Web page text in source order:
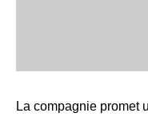
La compagnie promet